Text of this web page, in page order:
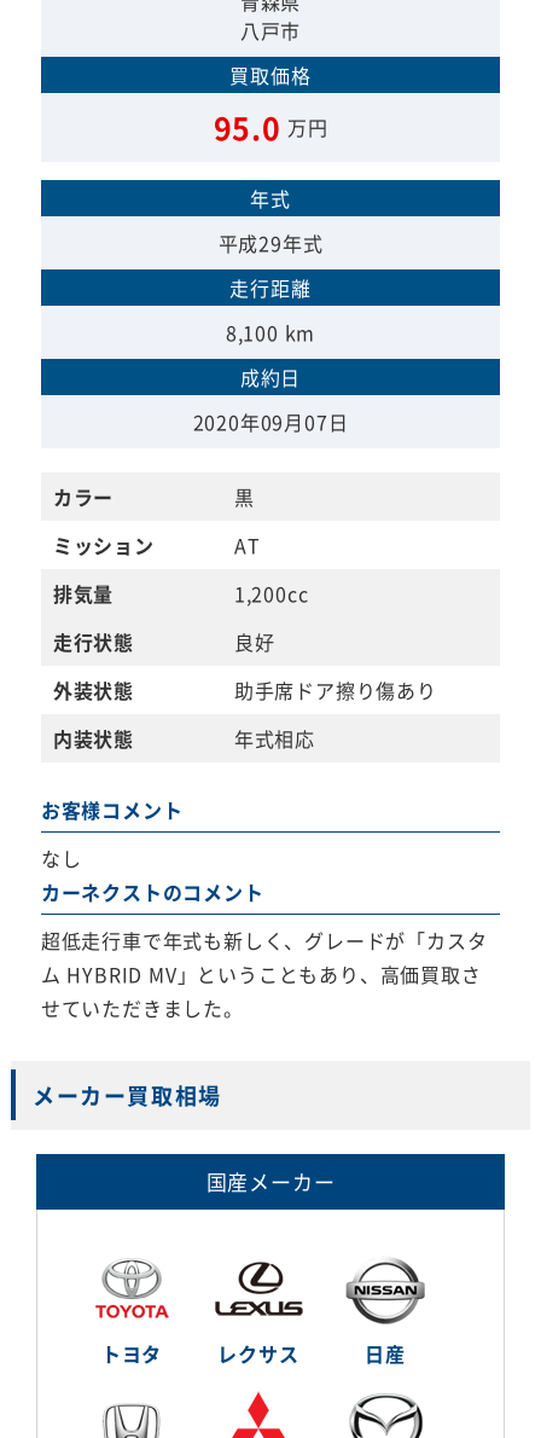
八戸市
買取価格
95.0 万円
年式
平成29年式
走行距離
8,100 km
成約日
2020年09月07日
カラー
黒
ミッション
AT
排気量
1,200cc
走行状態
良好
外装状態
助手席ドア擦り傷あり
内装状態
年式相応
お客様コメント
なし
カーネクストのコメント
超低走行車で年式も新しく、グレードが「カスタ
ム HYBRID MV」ということもあり、高価買取さ
せていただきました。
メーカー買取相場
国産メーカー
トヨタ レクサス 日産